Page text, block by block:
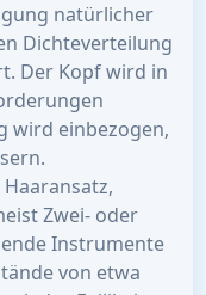
natürlicher
Dichteverteilung
Der Kopf wird in
wird einbezogen,
Zwei- oder
Instrumente
von etwa